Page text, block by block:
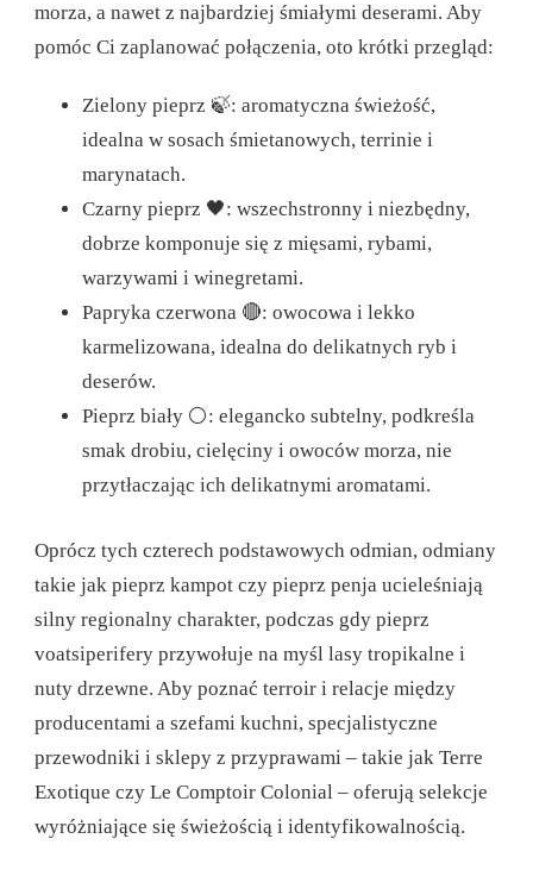
morza, a nawet z najbardziej śmiałymi deserami. Aby
pomóc Ci zaplanować połączenia, oto krótki przegląd:
Zielony pieprz 🍃: aromatyczna świeżość,
idealna w sosach śmietanowych, terrinie i
marynatach.
Czarny pieprz 🖤: wszechstronny i niezbędny,
dobrze komponuje się z mięsami, rybami,
warzywami i winegretami.
Papryka czerwona 🔴: owocowa i lekko
karmelizowana, idealna do delikatnych ryb i
deserów.
Pieprz biały ⚪: elegancko subtelny, podkreśla
smak drobiu, cielęciny i owoców morza, nie
przytłaczając ich delikatnymi aromatami.
Oprócz tych czterech podstawowych odmian, odmiany
takie jak pieprz kampot czy pieprz penja ucieleśniają
silny regionalny charakter, podczas gdy pieprz
voatsiperifery przywołuje na myśl lasy tropikalne i
nuty drzewne. Aby poznać terroir i relacje między
producentami a szefami kuchni, specjalistyczne
przewodniki i sklepy z przyprawami – takie jak Terre
Exotique czy Le Comptoir Colonial – oferują selekcje
wyróżniające się świeżością i identyfikowalnością.